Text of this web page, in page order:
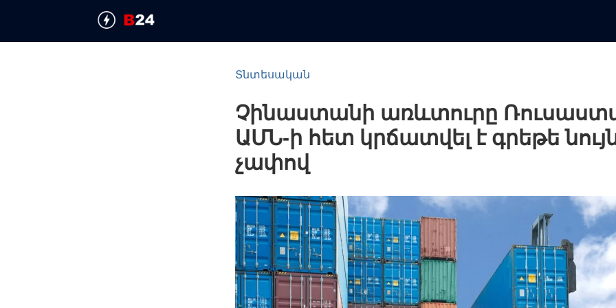
Տնտեսական
Չինաստանի առևտուրը
ԱՄՆ-ի հետ կրճատվել է գրեթե
չափով